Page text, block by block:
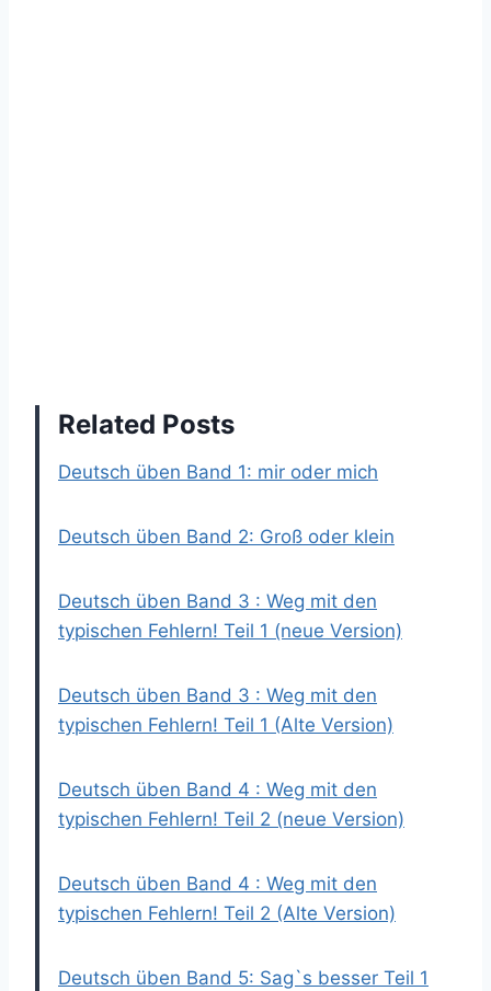
Related Posts
Deutsch üben Band 1: mir oder mich
Deutsch üben Band 2: Groß oder klein
Deutsch üben Band 3 : Weg mit den
typischen Fehlern! Teil 1 (neue Version)
Deutsch üben Band 3 : Weg mit den
typischen Fehlern! Teil 1 (Alte Version)
Deutsch üben Band 4 : Weg mit den
typischen Fehlern! Teil 2 (neue Version)
Deutsch üben Band 4 : Weg mit den
typischen Fehlern! Teil 2 (Alte Version)
Deutsch üben Band 5: Sag`s besser Teil 1